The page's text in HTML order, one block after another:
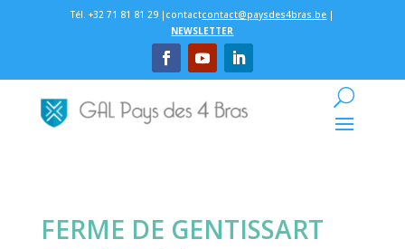
Tél. +32 71 81 81 29 |contactcontact@paysdes4bras.be |
NEWSLETTER
FERME DE GENTISSART